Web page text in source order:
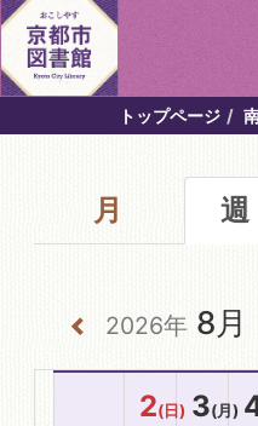
トップページ
月 週
2026年 8月
2(日) 3(月)